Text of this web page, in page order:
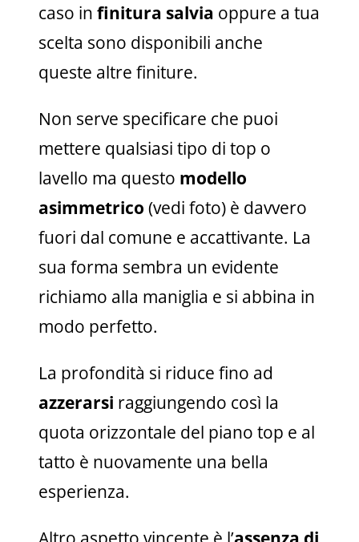
caso infinitura salvia oppure a tua
scelta sono disponibili anche
queste altre finiture.
Non serve specificare che puoi
mettere qualsiasi tipo di top o
lavello ma questo modello
asimmetrico (vedi foto) è davvero
fuori dal comune e accattivante. La
sua forma sembra un evidente
richiamo alla maniglia e si abbina in
modo perfetto.
La profondità si riduce fino ad
azzerarsi raggiungendo così la
quota orizzontale del piano top e al
tatto è nuovamente una bella
esperienza.